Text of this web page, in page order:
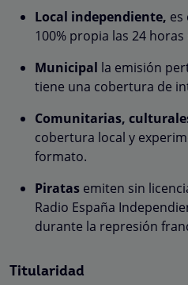
Local independiente, es
100% propia las 24 horas
Municipal la emisión
tiene una cobertura de
Comunitarias,
cobertura local y
formato.
Piratas emiten sin
Radio España
durante la represión
Titularidad